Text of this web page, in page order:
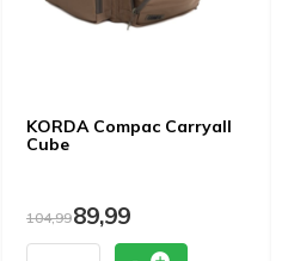
KORDA Compac Carryall
Cube
104,9989,99